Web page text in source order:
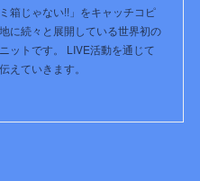
箱じゃない!!」をキャッチコピ
に続々と展開している世界初の
ットです。 LIVE活動を通じて
えていきます。